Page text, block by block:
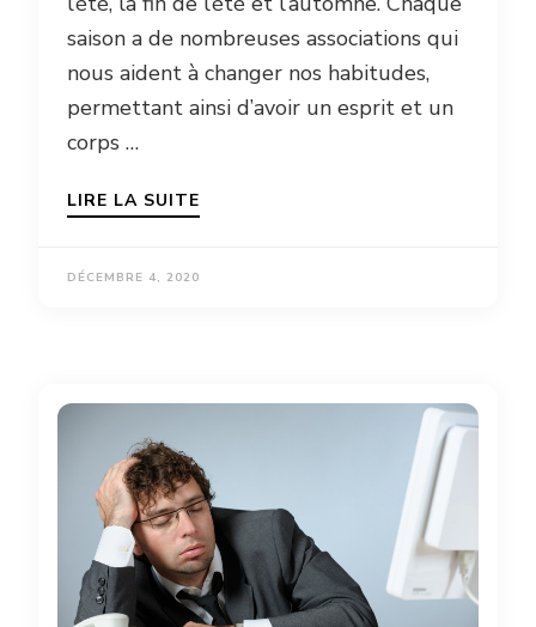
saison a de nombreuses associations qui
nous aident à changer nos habitudes,
permettant ainsi d’avoir un esprit et un
corps …
LIRE LA SUITE
DÉCEMBRE 4, 2020